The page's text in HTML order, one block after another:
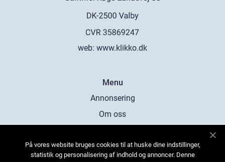
web: www.klikko.dk
Menu
Annonsering
Om oss
Kontakta oss
På vores website bruges cookies til at huske dine indstillinger,
statistik og personalisering af indhold og annoncer. Denne